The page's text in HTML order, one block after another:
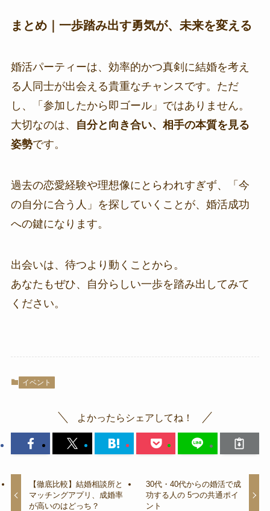
まとめ｜一歩踏み出す勇気が、未来を変える
婚活パーティーは、効率的かつ真剣に結婚を考え
る人同士が出会える貴重なチャンスです。ただ
し、「参加したから即ゴール」ではありません。
大切なのは、
自分と向き合い、相手の本質を見る
姿勢です。
過去の恋愛経験や理想像にとらわれすぎず、「今
の自分に合う人」を探していくことが、婚活成功
への鍵になります。
出会いは、待つより動くことから。
あなたもぜひ、自分らしい一歩を踏み出してみて
ください。
イベント
よかったらシェアしてね！
【徹底比較】結婚相談所と
マッチングアプリ、成婚率
が高いのはどっち？
30代・40代からの婚活で成
功する人の 5つの共通ポイ
ント